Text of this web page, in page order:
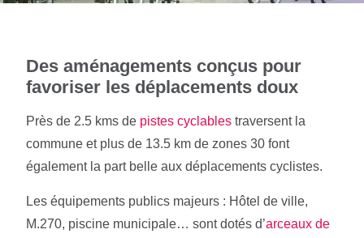
Des aménagements conçus pour
favoriser les déplacements doux
Près de 2.5 kms de pistes cyclablestraversent la
commune et plus de 13.5 km de zones 30 font
également la part belle aux déplacements cyclistes.
Les équipements publics majeurs : Hôtel de ville,
M.270, piscine municipale… sont dotés d’arceaux de